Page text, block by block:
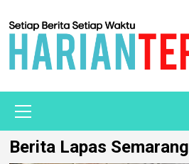
Berita Lapas Semarang